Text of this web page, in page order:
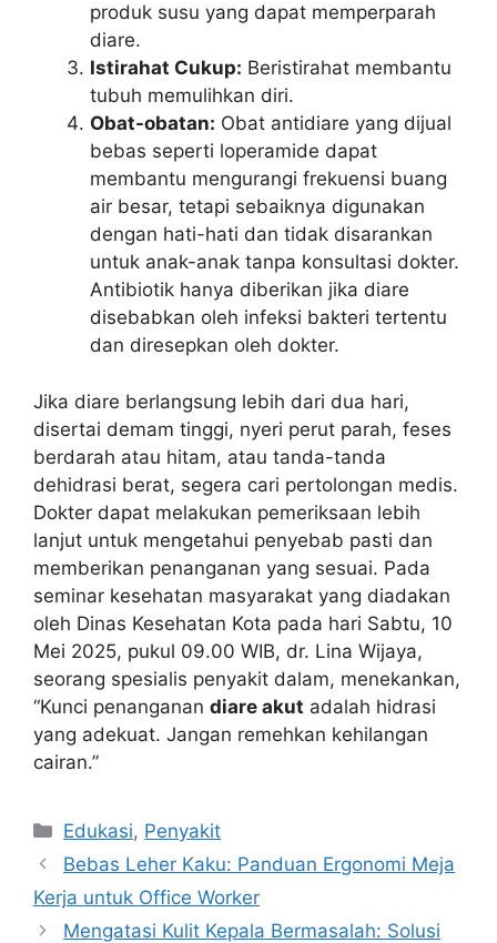
produk susu yang dapat memperparah
diare.
Istirahat Cukup: Beristirahat membantu
tubuh memulihkan diri.
Obat-obatan: Obat antidiare yang dijual
bebas seperti loperamide dapat
membantu mengurangi frekuensi buang
air besar, tetapi sebaiknya digunakan
dengan hati-hati dan tidak disarankan
untuk anak-anak tanpa konsultasi dokter.
Antibiotik hanya diberikan jika diare
disebabkan oleh infeksi bakteri tertentu
dan diresepkan oleh dokter.
Jika diare berlangsung lebih dari dua hari,
disertai demam tinggi, nyeri perut parah, feses
berdarah atau hitam, atau tanda-tanda
dehidrasi berat, segera cari pertolongan medis.
Dokter dapat melakukan pemeriksaan lebih
lanjut untuk mengetahui penyebab pasti dan
memberikan penanganan yang sesuai. Pada
seminar kesehatan masyarakat yang diadakan
oleh Dinas Kesehatan Kota pada hari Sabtu, 10
Mei 2025, pukul 09.00 WIB, dr. Lina Wijaya,
seorang spesialis penyakit dalam, menekankan,
“Kunci penanganan diare akut adalah hidrasi
yang adekuat. Jangan remehkan kehilangan
cairan.”
Kategori
Edukasi, Penyakit
Bebas Leher Kaku: Panduan Ergonomi Meja
Kerja untuk Office Worker
Mengatasi Kulit Kepala Bermasalah: Solusi